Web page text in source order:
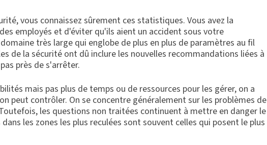
vous connaissez sûrement ces statistiques. Vous avez la
employés et d'éviter qu'ils aient un accident sous votre
très large qui englobe de plus en plus de paramètres au fil
de la sécurité ont dû inclure les nouvelles recommandations liées à
près de s'arrêter.
mais pas plus de temps ou de ressources pour les gérer, on a
peut contrôler. On se concentre généralement sur les problèmes de
les questions non traitées continuent à mettre en danger le
les zones les plus reculées sont souvent celles qui posent le plus